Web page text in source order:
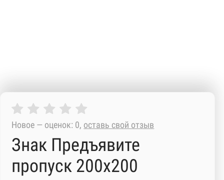
Новое — оценок: 0, оставь свой отзыв
Знак Предъявите
пропуск 200х200